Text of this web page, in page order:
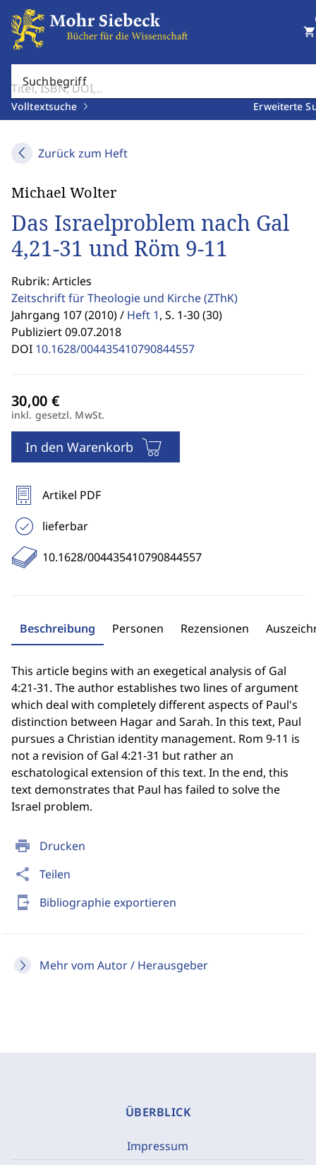
Suchbegriff
Volltextsuche Erweiterte
shopping_cart
Zurück zum Heft
print Drucken
share Teilen
send_to_mobile Bibliographie exportieren
Mehr vom Autor / Herausgeber
Michael Wolter
Das Israelproblem nach Gal
4,21-31 und Röm 9-11
Rubrik: Articles
Zeitschrift für Theologie und Kirche(ZThK)
Jahrgang 107 (2010) / Heft 1, S. 1-30 (30)
Publiziert 09.07.2018
DOI 10.1628/004435410790844557
inkl. gesetzl. MwSt.
In den Warenkorb
Artikel PDF
lieferbar
10.1628/004435410790844557
Beschreibung Personen Rezensionen
This article begins with an exegetical analysis of Gal
4:21-31. The author establishes two lines of argument
which deal with completely different aspects of Paul's
distinction between Hagar and Sarah. In this text, Paul
pursues a Christian identity management. Rom 9-11 is
not a revision of Gal 4:21-31 but rather an
eschatological extension of this text. In the end, this
text demonstrates that Paul has failed to solve the
Israel problem.
ÜBERBLICK
Impressum